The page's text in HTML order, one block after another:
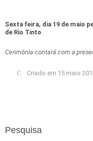
Pesquisa
Sexta feira, dia 19 de maio
de Rio Tinto
Cerimónia contará com a
Criado em 15 maio